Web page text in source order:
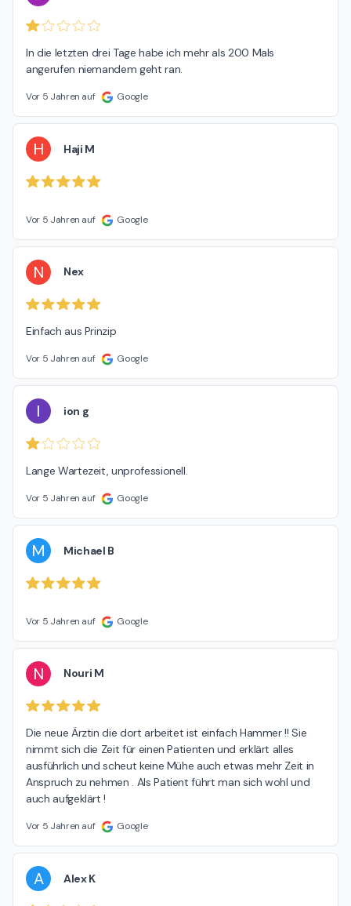
In die letzten drei Tage habe ich mehr als 200 Mals
angerufen niemandem geht ran.
Vor 5 Jahren auf Google
H Haji M
Vor 5 Jahren auf Google
N Nex
Einfach aus Prinzip
Vor 5 Jahren auf Google
I ion g
Lange Wartezeit, unprofessionell.
Vor 5 Jahren auf Google
M Michael B
Vor 5 Jahren auf Google
N Nouri M
Die neue Ärztin die dort arbeitet ist einfach Hammer !! Sie
nimmt sich die Zeit für einen Patienten und erklärt alles
ausführlich und scheut keine Mühe auch etwas mehr Zeit in
Anspruch zu nehmen . Als Patient führt man sich wohl und
auch aufgeklärt !
Vor 5 Jahren auf Google
A Alex K